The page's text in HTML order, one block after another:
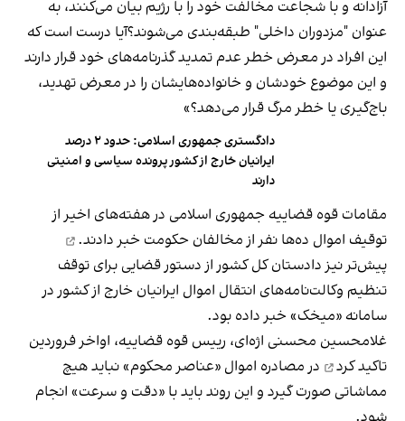
آزادانه و با شجاعت مخالفت خود را با رژیم بیان می‌کنند، به
عنوان "مزدوران داخلی" طبقه‌بندی می‌شوند؟آیا درست است که
این افراد در معرض خطر عدم تمدید گذرنامه‌های خود قرار دارند
و این موضوع خودشان و خانواده‌هایشان را در معرض تهدید،
باج‌گیری یا خطر مرگ قرار می‌دهد؟»
دادگستری جمهوری اسلامی: حدود ۲ درصد
ایرانیان خارج از کشور پرونده سیاسی و امنیتی
دارند
مقامات قوه قضاییه جمهوری اسلامی در هفته‌های اخیر از
توقیف اموال ده‌ها نفر از مخالفان حکومت خبر دادند.
پیش‌تر نیز دادستان کل کشور از دستور قضایی برای توقف
تنظیم وکالت‌نامه‌های انتقال اموال ایرانیان خارج از کشور در
سامانه «میخک» خبر داده بود.
غلامحسین محسنی اژه‌ای، رییس قوه قضاییه، اواخر فروردین
تاکید کرد
در مصادره اموال «عناصر محکوم» نباید هیچ‌
مماشاتی صورت گیرد و این روند باید با «دقت و سرعت» انجام